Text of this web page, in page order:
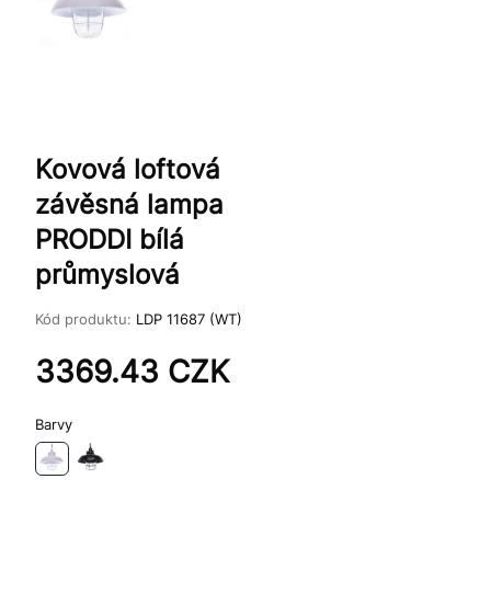
Kovová loftová
závěsná lampa
PRODDI bílá
průmyslová
Kód produktu: LDP 11687 (WT)
3369.43 CZK
Barvy